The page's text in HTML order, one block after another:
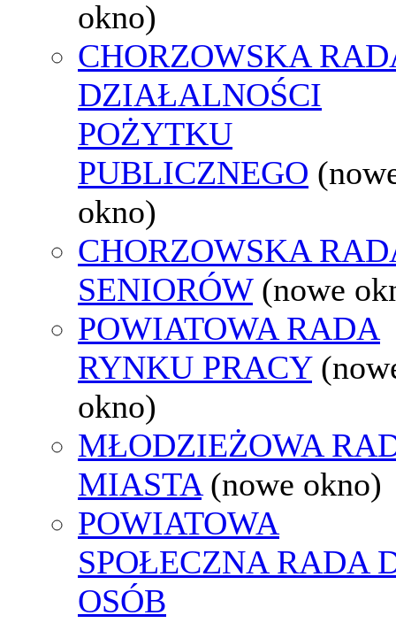
okno)
CHORZOWSKA
DZIAŁALNOŚCI
POŻYTKU
PUBLICZNEGO
okno)
CHORZOWSKA
SENIORÓW (nowe
POWIATOWA RADA
RYNKU PRACY
okno)
MŁODZIEŻOWA
MIASTA (nowe okno)
POWIATOWA
SPOŁECZNA RADA
OSÓB